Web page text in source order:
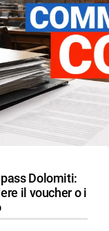
e i temi
Dolomiti:
il voucher o i